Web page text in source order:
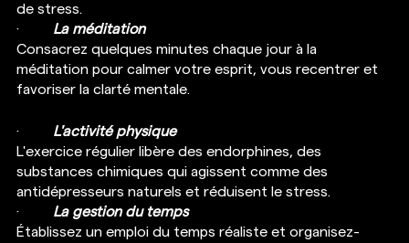
de stress.
La méditation
Consacrez quelques minutes chaque jour à la
méditation pour calmer votre esprit, vous recentrer et
favoriser la clarté mentale.
L'activité physique
L'exercice régulier libère des endorphines, des
substances chimiques qui agissent comme des
antidépresseurs naturels et réduisent le stress.
La gestion du temps
Établissez un emploi du temps réaliste et organisez-